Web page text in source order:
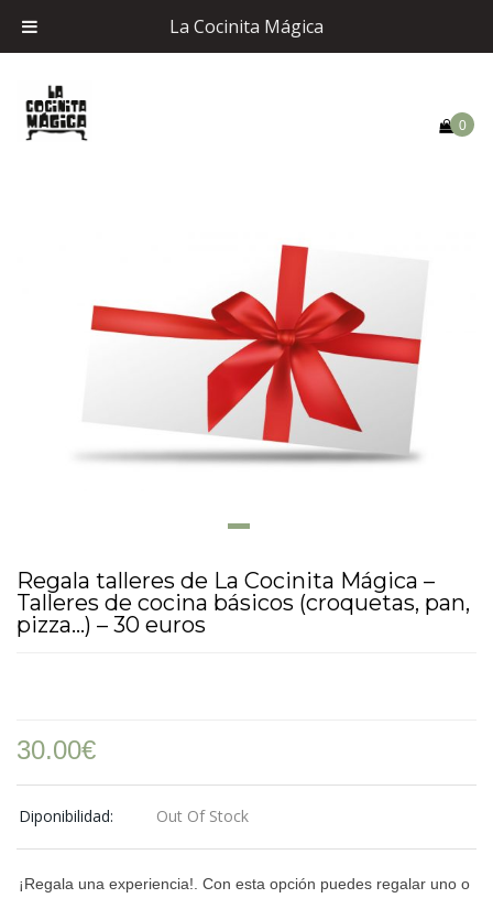
0
Regala talleres de La Cocinita Mágica –
Talleres de cocina básicos (croquetas, pan,
pizza…) – 30 euros
30.00€
Diponibilidad: Out Of Stock
¡Regala una experiencia!. Con esta opción puedes regalar uno o
La Cocinita Mágica